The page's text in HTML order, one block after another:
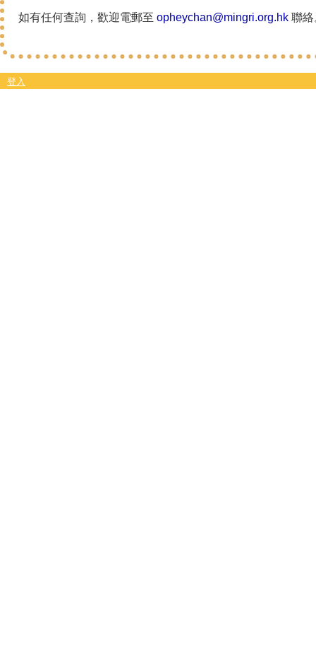
如有任何查詢，歡迎電郵至 opheychan@mingri.org.hk 聯絡
登入